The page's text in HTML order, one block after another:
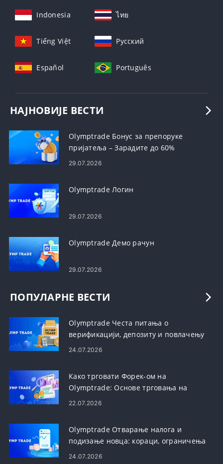
Indonesia ไทย
Tiếng Việt Русский
Español Português
НАЈНОВИЈЕ ВЕСТИ
Olymptrade Бонус за препоруке
пријатеља – Зарадите до 60%
провизије на препоруке
29.07.2026
Olymptrade Логин
29.07.2026
Olymptrade Демо рачун
29.07.2026
ПОПУЛАРНЕ ВЕСТИ
Olymptrade Честа питања о
верификацији, депозиту и повлачењу
24.07.2026
Како трговати Форек-ом на
Olymptrade: Основе трговања на
платформи
22.07.2026
Olymptrade Отварање налога и
подизање новца: кораци, ограничења
и време
24.07.2026